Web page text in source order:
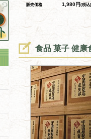
販売価格 1,980円(税込)
食品 菓子 健康